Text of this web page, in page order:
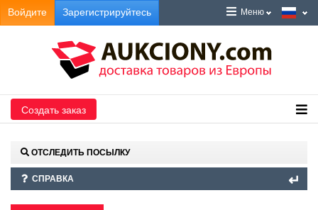
Войдите Зарегистрируйтесь Меню
Создать заказ
ОТСЛЕДИТЬ ПОСЫЛКУ
СПРАВКА